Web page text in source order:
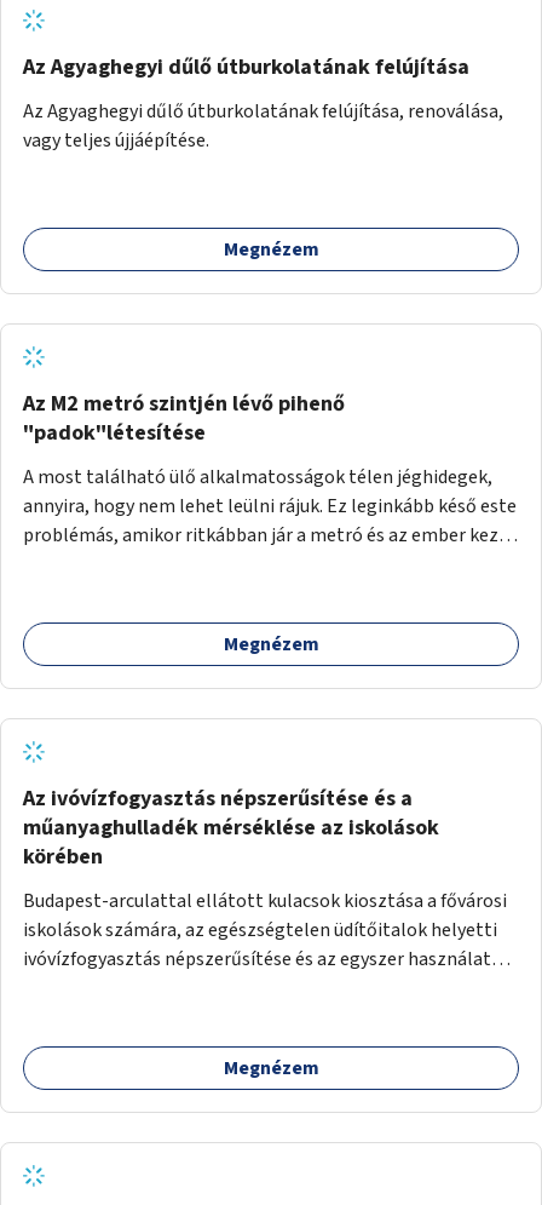
Az Agyaghegyi dűlő útburkolatának felújítása
Az Agyaghegyi dűlő útburkolatának felújítása, renoválása,
vagy teljes újjáépítése.
Megnézem
Az M2 metró szintjén lévő pihenő
"padok"létesítése
A most található ülő alkalmatosságok télen jéghidegek,
annyira, hogy nem lehet leülni rájuk. Ez leginkább késő este
problémás, amikor ritkábban jár a metró és az ember keze
Megnézem
Az ivóvízfogyasztás népszerűsítése és a
műanyaghulladék mérséklése az iskolások
körében
Budapest-arculattal ellátott kulacsok kiosztása a fővárosi
iskolások számára, az egészségtelen üdítőitalok helyetti
ivóvízfogyasztás népszerűsítése és az egyszer használatos
Megnézem